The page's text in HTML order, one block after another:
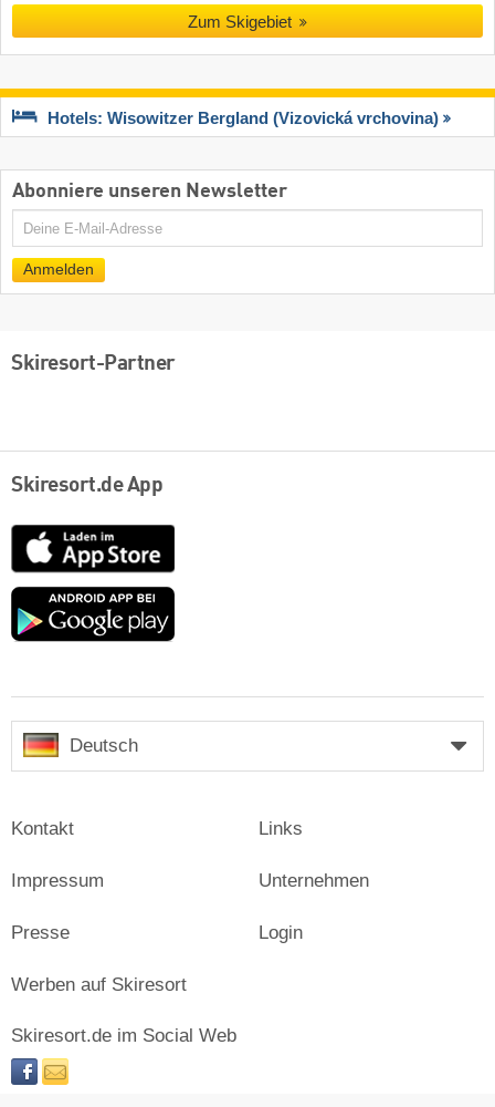
Zum Skigebiet
Hotels: Wisowitzer Bergland (Vizovická vrchovina)
Abonniere unseren Newsletter
E-
Anmelden
Skiresort-Partner
Skiresort.de App
App
Store
Google
Deutsch
Kontakt
Impressum
Presse
Links
Unternehmen
Login
Werben auf Skiresort
Skiresort.de im Social Web
facebooknewsletter